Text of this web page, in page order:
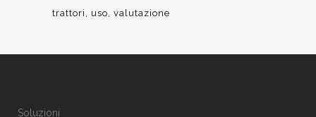
trattori
uso valutazione
Soluzioni